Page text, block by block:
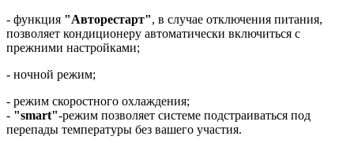
- функция "Авторестарт", в случае отключения питания,
позволяет кондиционеру автоматически включиться с
прежними настройками;
- ночной режим;
- режим скоростного охлаждения;
- "smart"-режим позволяет системе подстраиваться под
перепады температуры без вашего участия.